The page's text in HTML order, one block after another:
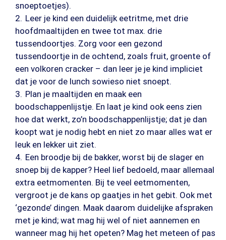
snoeptoetjes).
Leer je kind een duidelijk eetritme, met drie
hoofdmaaltijden en twee tot max. drie
tussendoortjes. Zorg voor een gezond
tussendoortje in de ochtend, zoals fruit, groente of
een volkoren cracker – dan leer je je kind impliciet
dat je voor de lunch sowieso niet snoept.
Plan je maaltijden en maak een
boodschappenlijstje. En laat je kind ook eens zien
hoe dat werkt, zo’n boodschappenlijstje; dat je dan
koopt wat je nodig hebt en niet zo maar alles wat er
leuk en lekker uit ziet.
Een broodje bij de bakker, worst bij de slager en
snoep bij de kapper? Heel lief bedoeld, maar allemaal
extra eetmomenten. Bij te veel eetmomenten,
vergroot je de kans op gaatjes in het gebit. Ook met
‘gezonde’ dingen. Maak daarom duidelijke afspraken
met je kind; wat mag hij wel of niet aannemen en
wanneer mag hij het opeten? Mag het meteen of pas